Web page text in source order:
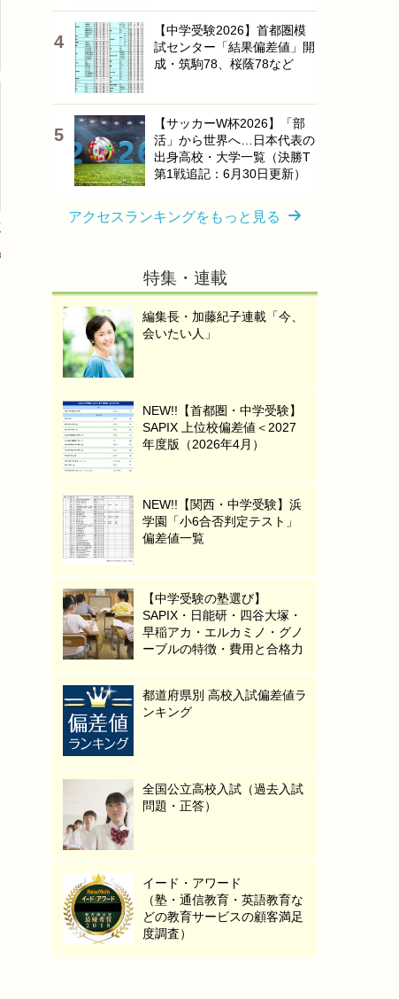
【中学受験2026】首都圏模
試センター「結果偏差値」開
成・筑駒78、桜蔭78など
【サッカーW杯2026】「部
活」から世界へ…日本代表の
出身高校・大学一覧（決勝T
第1戦追記：6月30日更新）
アクセスランキングをもっと見る
特集・連載
編集長・加藤紀子連載「今、
会いたい人」
NEW!!【首都圏・中学受験】
SAPIX 上位校偏差値＜2027
年度版（2026年4月）
NEW!!【関西・中学受験】浜
学園「小6合否判定テスト」
偏差値一覧
【中学受験の塾選び】
SAPIX・日能研・四谷大塚・
早稲アカ・エルカミノ・グノ
ーブルの特徴・費用と合格力
都道府県別 高校入試偏差値ラ
ンキング
全国公立高校入試（過去入試
問題・正答）
イード・アワード
（塾・通信教育・英語教育な
どの教育サービスの顧客満足
度調査）